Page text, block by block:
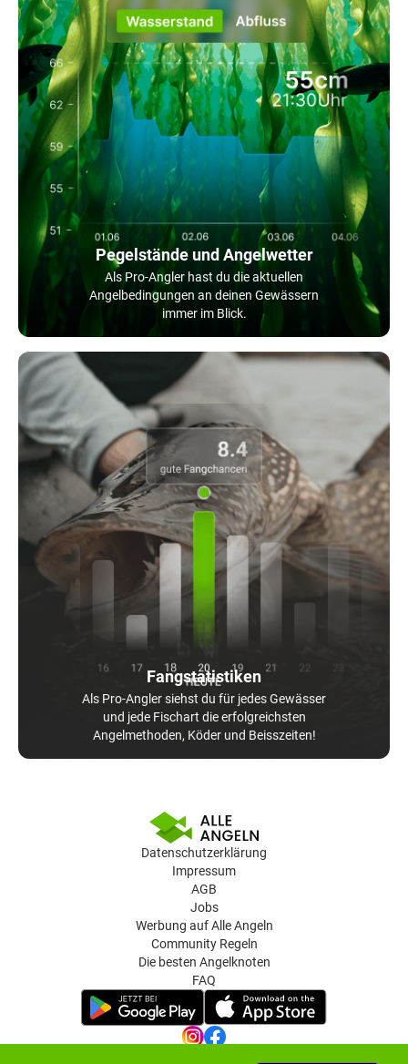
Pegelstände und Angelwetter
Als Pro-Angler hast du die aktuellen
Angelbedingungen an deinen Gewässern
immer im Blick.
Fangstatistiken
Als Pro-Angler siehst du für jedes Gewässer
und jede Fischart die erfolgreichsten
Angelmethoden, Köder und Beisszeiten!
Datenschutzerklärung
Impressum
AGB
Jobs
Werbung auf Alle Angeln
Community Regeln
Die besten Angelknoten
FAQ